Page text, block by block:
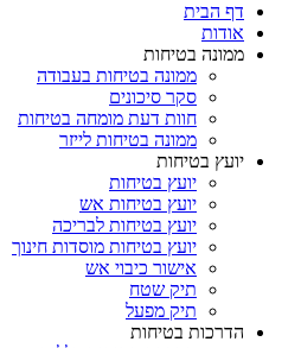
דף הבית
אודות
ממונה בטיחות
ממונה בטיחות בעבודה
סקר סיכונים
חוות דעת מומחה בטיחות
ממונה בטיחות לייזר
יועץ בטיחות
יועץ בטיחות
יועץ בטיחות אש
יועץ בטיחות לבריכה
יועץ בטיחות מוסדות חינוך
אישור כיבוי אש
תיק שטח
תיק מפעל
הדרכות בטיחות